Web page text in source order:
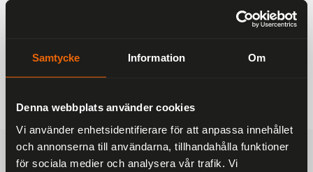
Samtycke Information Om
Denna webbplats använder cookies
Vi använder enhetsidentifierare för att anpassa innehållet
och annonserna till användarna, tillhandahålla funktioner
för sociala medier och analysera vår trafik. Vi
187 kr
249 kr
FRAKTFRITT
På alla ordrar över 2000 kr